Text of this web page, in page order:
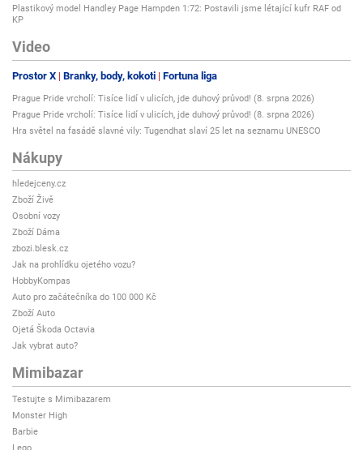
Plastikový model Handley Page Hampden 1:72: Postavili jsme létající kufr RAF od
KP
Video
Prostor X Branky, body, kokoti Fortuna liga
Prague Pride vrcholí: Tisíce lidí v ulicích, jde duhový průvod! (8. srpna 2026)
Prague Pride vrcholí: Tisíce lidí v ulicích, jde duhový průvod! (8. srpna 2026)
Hra světel na fasádě slavné vily: Tugendhat slaví 25 let na seznamu UNESCO
Nákupy
hledejceny.cz
Zboží Živě
Osobní vozy
Zboží Dáma
zbozi.blesk.cz
Jak na prohlídku ojetého vozu?
HobbyKompas
Auto pro začátečníka do 100 000 Kč
Zboží Auto
Ojetá Škoda Octavia
Jak vybrat auto?
Mimibazar
Testujte s Mimibazarem
Monster High
Barbie
Lego